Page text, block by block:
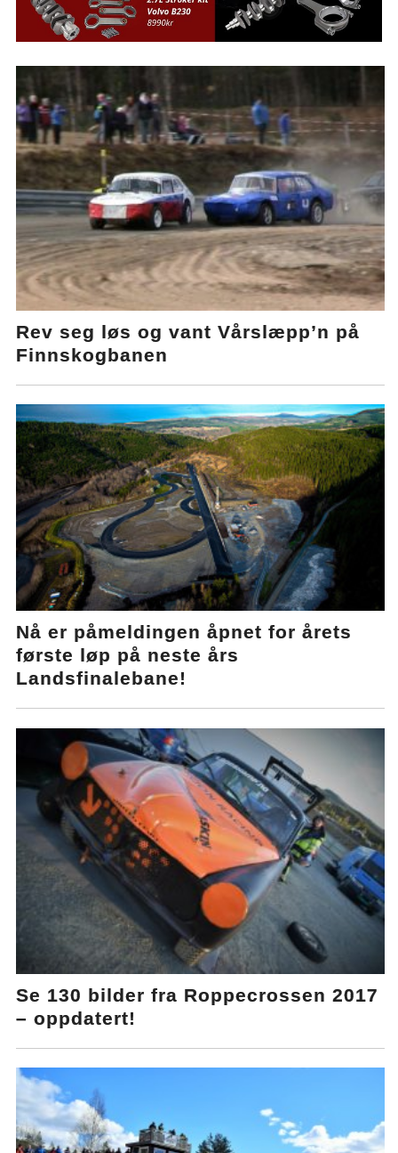
Rev seg løs og vant Vårslæpp’n på
Finnskogbanen
Nå er påmeldingen åpnet for årets
første løp på neste års
Landsfinalebane!
Se 130 bilder fra Roppecrossen 2017
– oppdatert!